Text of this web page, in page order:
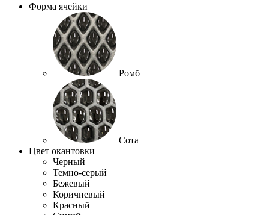
Форма ячейки
Ромб
Сота
Цвет окантовки
Черный
Темно-серый
Бежевый
Коричневый
Красный